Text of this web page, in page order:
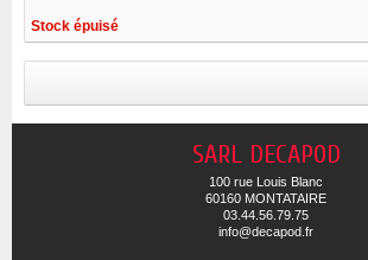
Stock épuisé
SARL DECAPOD
100 rue Louis Blanc
60160 MONTATAIRE
03.44.56.79.75
info@decapod.fr